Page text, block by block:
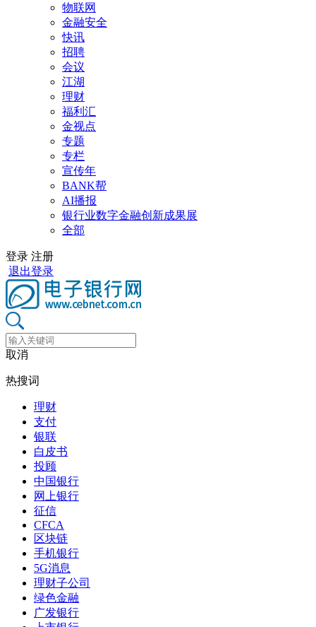
物联网
金融安全
快讯
招聘
会议
江湖
理财
福利汇
金视点
专题
专栏
宣传年
BANK帮
AI播报
银行业数字金融创新成果展
全部
登录 注册
退出登录
取消
热搜词
理财
支付
银联
白皮书
投顾
中国银行
网上银行
征信
CFCA
区块链
手机银行
5G消息
理财子公司
绿色金融
广发银行